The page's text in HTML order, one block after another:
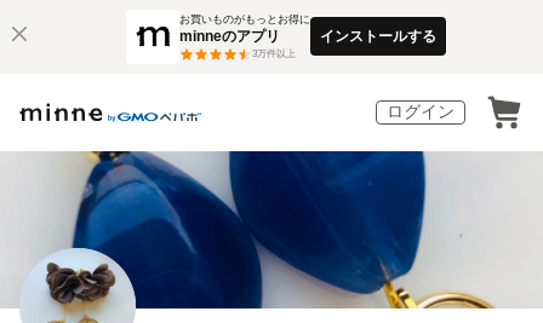
お買いものがもっとお得に
minneのアプリ
3万件以上
インストールする
ログイン